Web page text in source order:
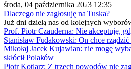
środa, 04 października 2023 12:35
Dlaczego nie zagłosuję na Tuska?
Już dni dzielą nas od kolejnych
Prof. Piotr Czauderna: Nie akceptuję,
Stanisław Fudakowski: On chce
Mikołaj Jacek Kujawian: nie mogę
skłócił Polaków
Piotr Kotlarz: Z trzech powodów nie